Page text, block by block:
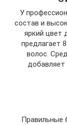
У
состав и
яркий цвет
предлагает
волос.
добавляет
Правильные